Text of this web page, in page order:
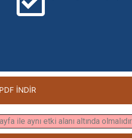
PDF İNDİR
ile aynı etki alanı altında olmalıdır.